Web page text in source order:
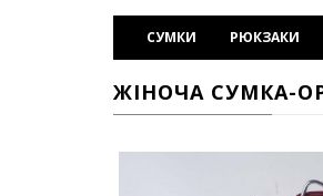
СУМКИ РЮКЗАКИ
ЖІНОЧА СУМКА-